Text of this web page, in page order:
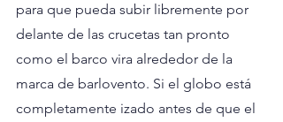
para que pueda subir libremente por
delante de las crucetas tan pronto
como el barco vira alrededor de la
marca de barlovento. Si el globo está
completamente izado antes de que el